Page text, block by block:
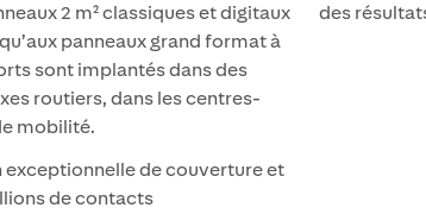
2 m² classiques et digitaux
panneaux grand format à
sont implantés dans des
routiers, dans les centres-
mobilité.
de couverture et
de contacts
des